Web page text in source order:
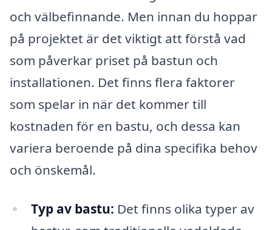
och välbefinnande. Men innan du hoppar
på projektet är det viktigt att förstå vad
som påverkar priset på bastun och
installationen. Det finns flera faktorer
som spelar in när det kommer till
kostnaden för en bastu, och dessa kan
variera beroende på dina specifika behov
och önskemål.
Typ av bastu: Det finns olika typer av